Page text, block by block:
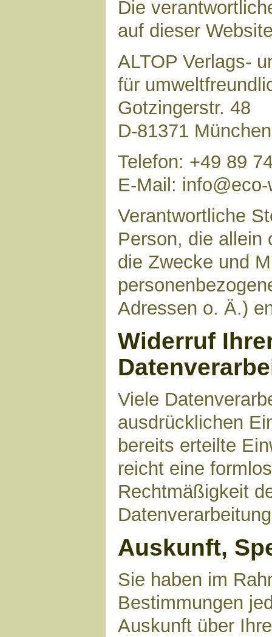
Die
auf dieser
ALTOP Verlags-
für
Gotzingerstr. 48
D-81371 München
Telefon: +49 89
E-Mail:
Verantwortliche
Person, die allein
die Zwecke und
Adressen o. Ä.)
Widerruf
Viele
ausdrücklichen
bereits erteilte
reicht eine
Rechtmäßigkeit
Auskunft,
Sie haben im
Bestimmungen
Auskunft über